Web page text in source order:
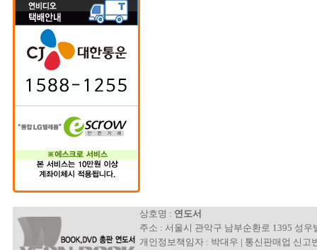
상호명 : 연도서
주소 : 서울시 관악구 남부순환로 1395 성우
개인정보책임자 : 박대우 | 통신판매업 신고